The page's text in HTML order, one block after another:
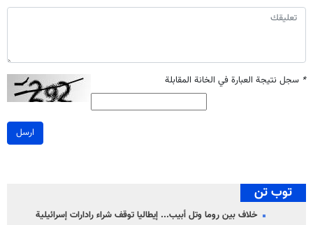
* سجل نتيجة العبارة في الخانة المقابلة
ارسل
توب تن
خلاف بين روما وتل أبيب... إيطاليا توقف شراء رادارات إسرائيلية